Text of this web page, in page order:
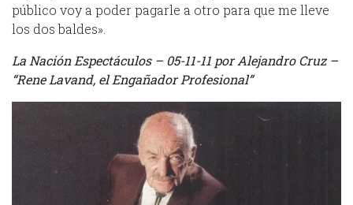
público voy a poder pagarle a otro para que me lleve
los dos baldes».
La Nación Espectáculos – 05-11-11 por Alejandro Cruz –
“Rene Lavand, el Engañador Profesional”